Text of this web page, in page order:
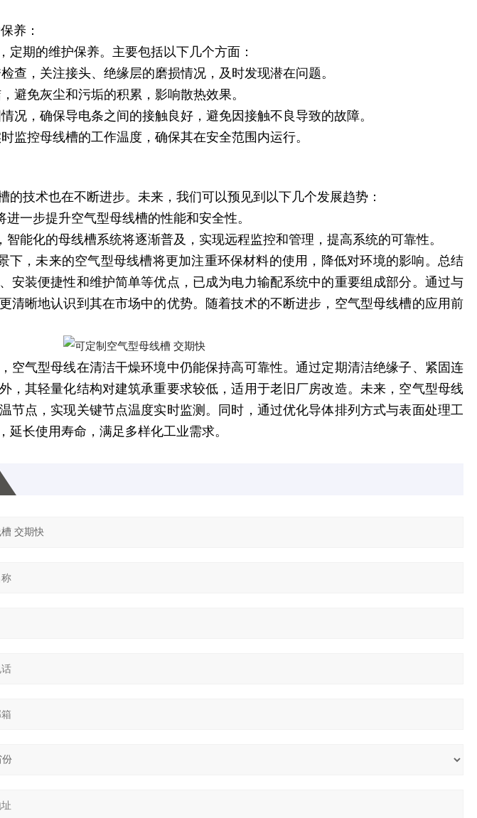
养：
定期的维护保养。主要包括以下几个方面：
查，关注接头、绝缘层的磨损情况，及时发现潜在问题。
避免灰尘和污垢的积累，影响散热效果。
况，确保导电条之间的接触良好，避免因接触不良导致的故障。
监控母线槽的工作温度，确保其在安全范围内运行。
的技术也在不断进步。未来，我们可以预见到以下几个发展趋势：
一步提升空气型母线槽的性能和安全性。
能化的母线槽系统将逐渐普及，实现远程监控和管理，提高系统的可靠性。
下，未来的空气型母线槽将更加注重环保材料的使用，降低对环境的影响。总结
安装便捷性和维护简单等优点，已成为电力输配系统中的重要组成部分。通过与
清晰地认识到其在市场中的优势。随着技术的不断进步，空气型母线槽的应用前
空气型母线在清洁干燥环境中仍能保持高可靠性。通过定期清洁绝缘子、紧固连
，其轻量化结构对建筑承重要求较低，适用于老旧厂房改造。未来，空气型母线
节点，实现关键节点温度实时监测。同时，通过优化导体排列方式与表面处理工
长使用寿命，满足多样化工业需求。